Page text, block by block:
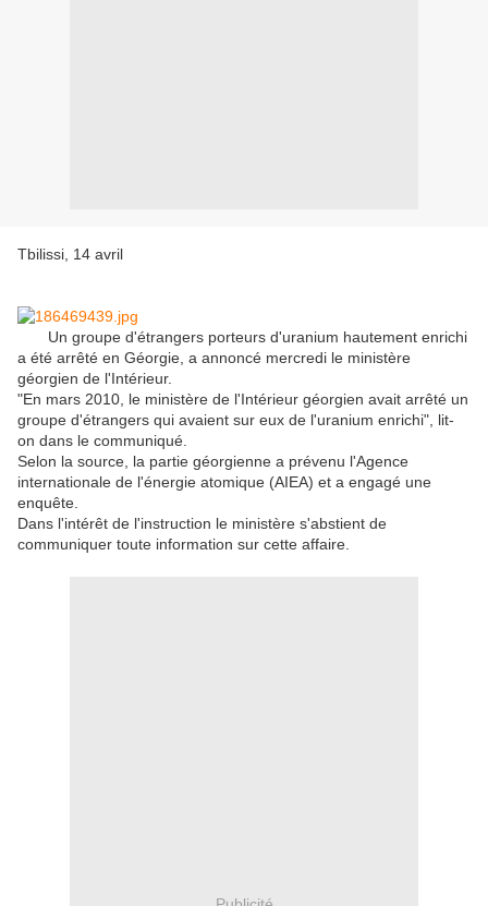
Tbilissi, 14 avril
Un groupe d'étrangers porteurs d'uranium hautement enrichi
a été arrêté en Géorgie, a annoncé mercredi le ministère
géorgien de l'Intérieur.
"En mars 2010, le ministère de l'Intérieur géorgien avait arrêté un
groupe d'étrangers qui avaient sur eux de l'uranium enrichi", lit-
on dans le communiqué.
Selon la source, la partie géorgienne a prévenu l'Agence
internationale de l'énergie atomique (AIEA) et a engagé une
enquête.
Dans l'intérêt de l'instruction le ministère s'abstient de
communiquer toute information sur cette affaire.